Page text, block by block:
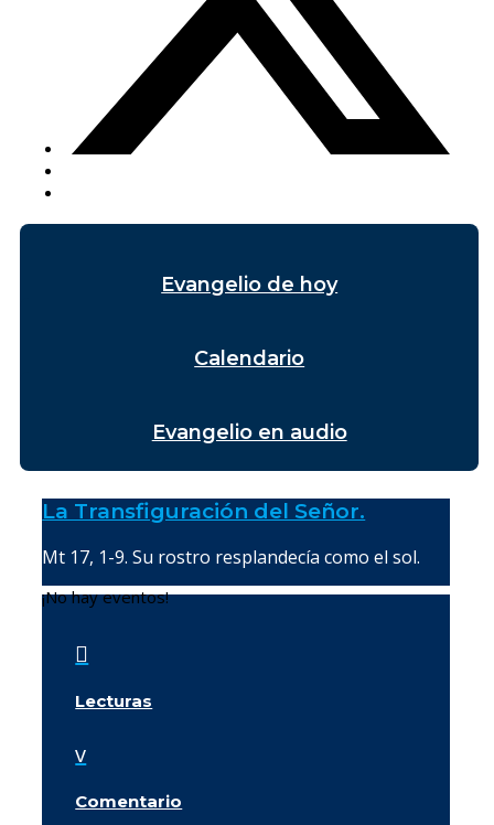
Evangelio de hoy
Calendario
Evangelio en audio
La Transfiguración del Señor.
Mt 17, 1-9. Su rostro resplandecía como el sol.
¡No hay eventos!

Lecturas
v
Comentario